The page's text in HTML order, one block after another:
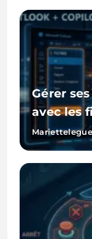
Gérer
avec les
guide